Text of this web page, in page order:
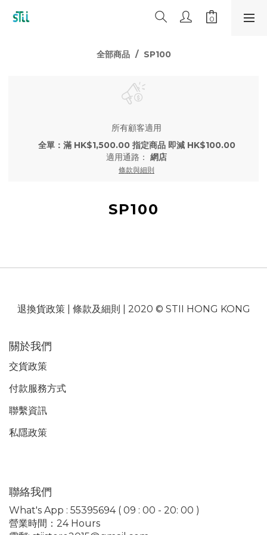
全部商品 SP100
所有顧客適用
全單：滿 HK$1,500.00 指定商品 即減 HK$100.00
適用通路： 網店
條款與細則
SP100
退換貨政策| 條款及細則 | 2020 © STII HONG KONG
關於我們
交貨政策
付款服務方式
聯繫資訊
私隱政策
聯絡我們
What's App : 55395694 ( 09 : 00 - 20: 00 )
營業時間：24 Hours